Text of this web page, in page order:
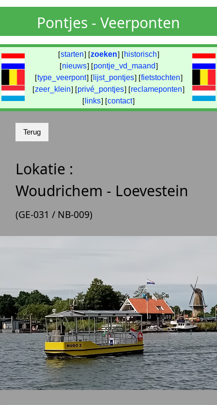
Pontjes - Veerponten
[starten] [zoeken] [ historisch]
[nieuws] [pontje_vd_maand]
[type_veerpont] [ lijst_pontjes] [fietstochten]
[zeer_klein] [privé_pontjes] [reclameponten]
[ links] [contact]
Lokatie :
Woudrichem - Loevestein
(GE-031 / NB-009)